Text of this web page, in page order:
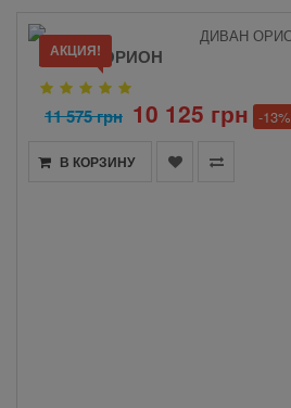
АКЦИЯ!
ДИВАН ОРИОН
11 575 грн 10 125 грн -13%
В КОРЗИНУ